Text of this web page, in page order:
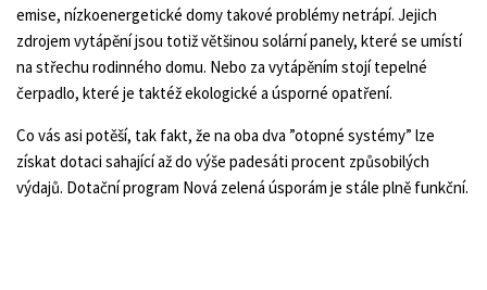
emise, nízkoenergetické domy takové problémy netrápí. Jejich
zdrojem vytápění jsou totiž většinou solární panely, které se umístí
na střechu rodinného domu. Nebo za vytápěním stojí tepelné
čerpadlo, které je taktéž ekologické a úsporné opatření.
Co vás asi potěší, tak fakt, že na oba dva ”otopné systémy” lze
získat dotaci sahající až do výše padesáti procent způsobilých
výdajů. Dotační program Nová zelená úsporám je stále plně funkční.